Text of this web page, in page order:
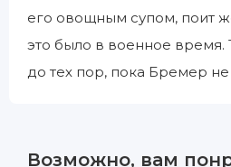
его овощным супом, поит
это было в военное время.
до тех пор, пока Бремер
Возможно, вам